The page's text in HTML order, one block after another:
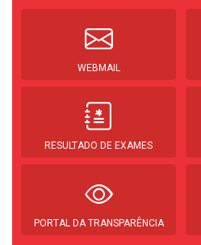
WEBMAIL
RESULTADO DE EXAMES
PORTAL DA TRANSPARÊNCIA